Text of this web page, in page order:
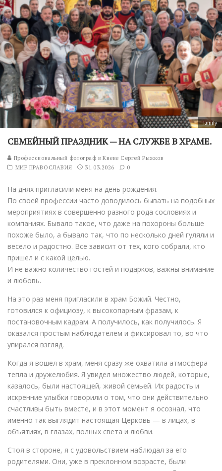
family
СЕМЕЙНЫЙ ПРАЗДНИК — НА СЛУЖБЕ В ХРАМЕ.
Профессиональный фотограф в Киеве Сергей Рыжков
МИР ПРАВОСЛАВИЯ
31.03.2026 0
На днях пригласили меня на день рождения.
По своей профессии часто доводилось бывать на подобных
мероприятиях в совершенно разного рода сословиях и
компаниях. Бывало такое, что даже на похороны больше
похоже было, а бывало так, что по несколько дней гуляли и
весело и радостно. Все зависит от тех, кого собрали, кто
пришел и с какой целью.
И не важно количество гостей и подарков, важны внимание
и любовь.
На это раз меня пригласили в храм Божий. Честно,
готовился к официозу, к высокопарным фразам, к
постановочным кадрам. А получилось, как получилось. Я
оказался простым наблюдателем и фиксировал то, во что
упирался взгляд.
Когда я вошел в храм, меня сразу же охватила атмосфера
тепла и дружелюбия. Я увидел множество людей, которые,
казалось, были настоящей, живой семьей. Их радость и
искренние улыбки говорили о том, что они действительно
счастливы быть вместе, и в этот момент я осознал, что
именно так выглядит настоящая Церковь — в лицах, в
объятиях, в глазах, полных света и любви.
Стоя в стороне, я с удовольствием наблюдал за его
родителями. Они, уже в преклонном возрасте, были